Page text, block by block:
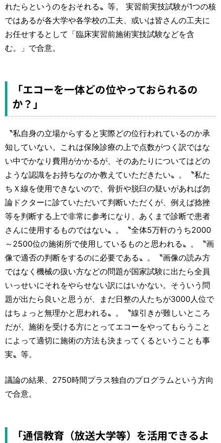
れたらというのをおそれる〟等。 実習前実技試験が1つの核
ではあるが各大学や各学校の工夫、或いは皆さんの工夫に
お任せするとして「臨床実習前施術実技試験などを含
む。」で合意。
「エコーを一体どの位やっておられるの
か？」
〝私自身の立場からすると実際どの位行われているのか承
知していない。これは保険診療の上で点数がつく訳ではな
い中でかなり費用がかかるが、そのあたりについてはどの
ような認識をお持ちなのか教えていただきたい〟。〝私た
ちＸ線を使用できないので、骨折や脱臼の疑いがあれば勿
論ドクターに診ていただいて判断いただくが、例えば捻挫
等を判断する上で非常に参考になり、あくまで診断で患者
さんに使用するものではない〟。〝全体5万軒のうち2000
～2500位の施術所で使用しているものと思われる〟。〝画
像で適否の判断をするのに必要である〟。〝画像の読み方
ではなく機械の扱い方などの問題が国家試験に出たら全員
いっせいにそれをやらせない訳にはいかない。そういう問
題が出たら良いと思うが、まだ日整の人たちが3000人位で
はちょっと無理かと思われる〟。〝線引きが難しいところ
だが、施術を受ける方にとってエコーをやってもらうこと
によって適切に施術の方法も決まってくるということも事
実〟等。
議論の結果、2750時間プラス独自のプログラムという方向
で合意。
「通信教育（放送大学等）を活用できるよ